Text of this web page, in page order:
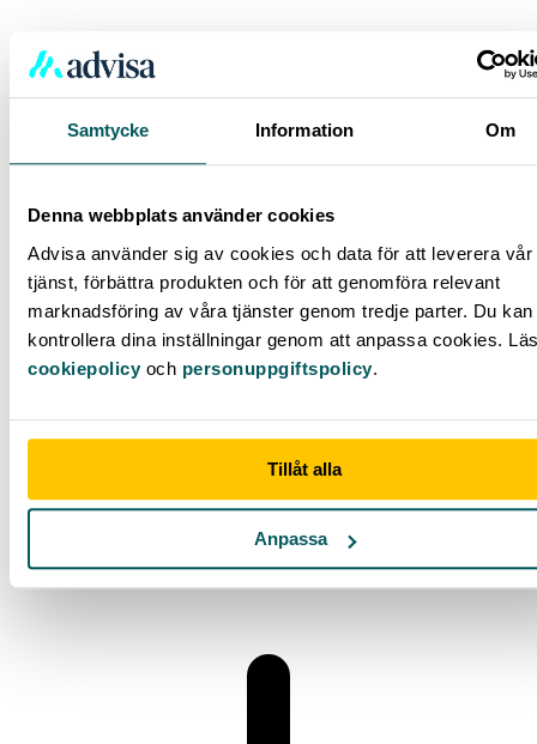
Samtycke Information Om
Denna webbplats använder cookies
Advisa använder sig av cookies och data för att leverera vår
tjänst, förbättra produkten och för att genomföra relevant
marknadsföring av våra tjänster genom tredje parter. Du
kontrollera dina inställningar genom att anpassa cookies.
cookiepolicyoch personuppgiftspolicy.
Tillåt alla
Anpassa
Går det att sätta in större summor på banken?